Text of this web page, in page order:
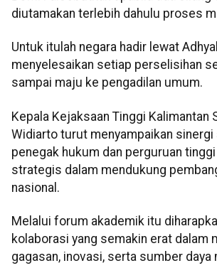
diutamakan terlebih dahulu proses
Untuk itulah negara hadir lewat
menyelesaikan setiap perselisihan
sampai maju ke pengadilan umum.
Kepala Kejaksaan Tinggi Kalimantan
Widiarto turut menyampaikan
penegak hukum dan perguruan
strategis dalam mendukung
nasional.
Melalui forum akademik itu
kolaborasi yang semakin erat dalam
gagasan, inovasi, serta sumber daya